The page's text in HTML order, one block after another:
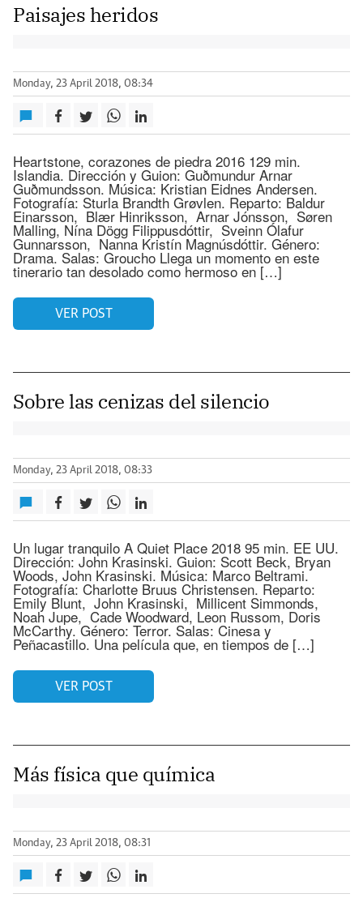
Paisajes heridos
Monday, 23 April 2018, 08:34
Heartstone, corazones de piedra 2016 129 min.
Islandia. Dirección y Guion: Guðmundur Arnar
Guðmundsson. Música: Kristian Eidnes Andersen.
Fotografía: Sturla Brandth Grøvlen. Reparto: Baldur
Einarsson, Blær Hinriksson, Arnar Jónsson, Søren
Malling, Nína Dögg Filippusdóttir, Sveinn Ólafur
Gunnarsson, Nanna Kristín Magnúsdóttir. Género:
Drama. Salas: Groucho Llega un momento en este
tinerario tan desolado como hermoso en […]
VER POST
Sobre las cenizas del silencio
Monday, 23 April 2018, 08:33
Un lugar tranquilo A Quiet Place 2018 95 min. EE UU.
Dirección: John Krasinski. Guion: Scott Beck, Bryan
Woods, John Krasinski. Música: Marco Beltrami.
Fotografía: Charlotte Bruus Christensen. Reparto:
Emily Blunt, John Krasinski, Millicent Simmonds,
Noah Jupe, Cade Woodward, Leon Russom, Doris
McCarthy. Género: Terror. Salas: Cinesa y
Peñacastillo. Una película que, en tiempos de […]
VER POST
Más física que química
Monday, 23 April 2018, 08:31